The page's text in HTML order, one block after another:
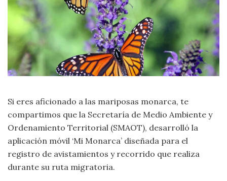
Si eres aficionado a las mariposas monarca, te
compartimos que la Secretaría de Medio Ambiente y
Ordenamiento Territorial (SMAOT), desarrolló la
aplicación móvil ‘Mi Monarca’ diseñada para el
registro de avistamientos y recorrido que realiza
durante su ruta migratoria.